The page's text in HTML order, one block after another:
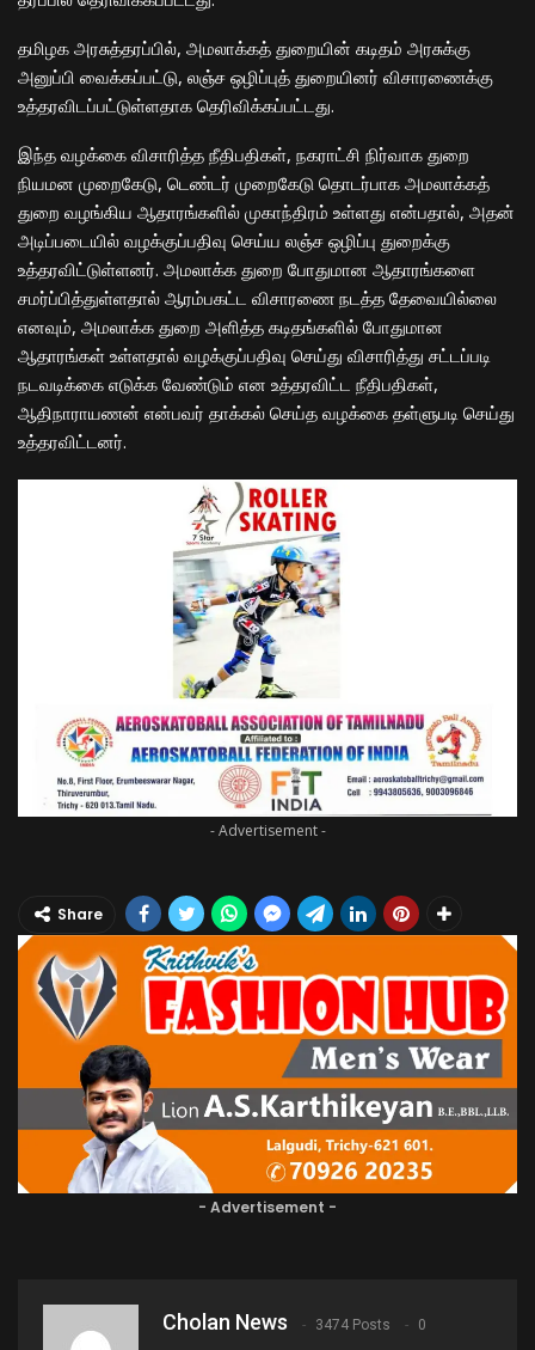
தமிழக அரசுத்தரப்பில், அமலாக்கத் துறையின் கடிதம் அரசுக்கு
அனுப்பி வைக்கப்பட்டு, லஞ்ச ஒழிப்புத் துறையினர் விசாரணைக்கு
உத்தரவிடப்பட்டுள்ளதாக தெரிவிக்கப்பட்டது.
இந்த வழக்கை விசாரித்த நீதிபதிகள், நகராட்சி நிர்வாக துறை
நியமன முறைகேடு, டெண்டர் முறைகேடு தொடர்பாக அமலாக்கத்
துறை வழங்கிய ஆதாரங்களில் முகாந்திரம் உள்ளது என்பதால், அதன்
அடிப்படையில் வழக்குப்பதிவு செய்ய லஞ்ச ஒழிப்பு துறைக்கு
உத்தரவிட்டுள்ளனர். அமலாக்க துறை போதுமான ஆதாரங்களை
சமர்ப்பித்துள்ளதால் ஆரம்பகட்ட விசாரணை நடத்த தேவையில்லை
எனவும், அமலாக்க துறை அளித்த கடிதங்களில் போதுமான
ஆதாரங்கள் உள்ளதால் வழக்குப்பதிவு செய்து விசாரித்து சட்டப்படி
நடவடிக்கை எடுக்க வேண்டும் என உத்தரவிட்ட நீதிபதிகள்,
ஆதிநாராயணன் என்பவர் தாக்கல் செய்த வழக்கை தள்ளுபடி செய்து
உத்தரவிட்டனர்.
- Advertisement -
Share
- Advertisement -
Cholan News 3474 Posts 0